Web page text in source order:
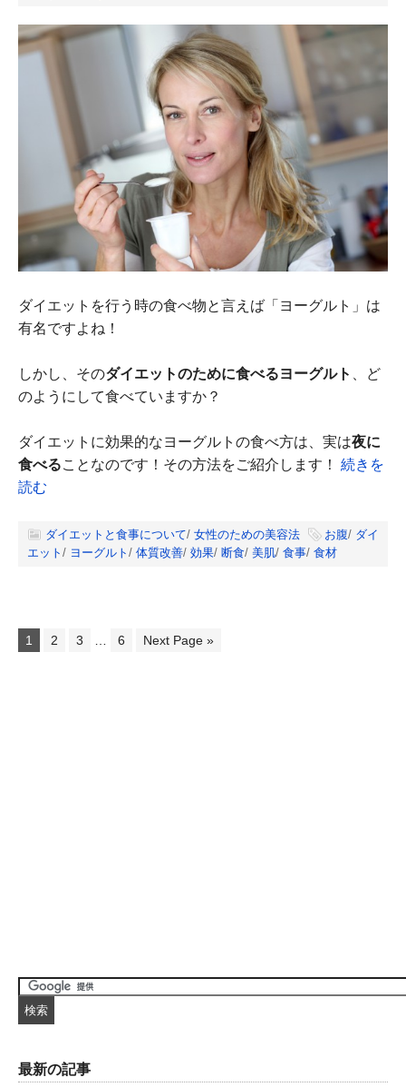
ダイエットを行う時の食べ物と言えば「ヨーグルト」は
有名ですよね！
しかし、そのダイエットのために食べるヨーグルト
、ど
のようにして食べていますか？
ダイエットに効果的なヨーグルトの食べ方は、実は夜に
食べることなのです！その方法をご紹介します！ 続きを
読む
ダイエットと食事について/ 女性のための美容法 お腹/ ダイ
エット / ヨーグルト / 体質改善/ 効果/ 断食/ 美肌/ 食事/ 食材
1 2 3 6 Next Page »
最新の記事